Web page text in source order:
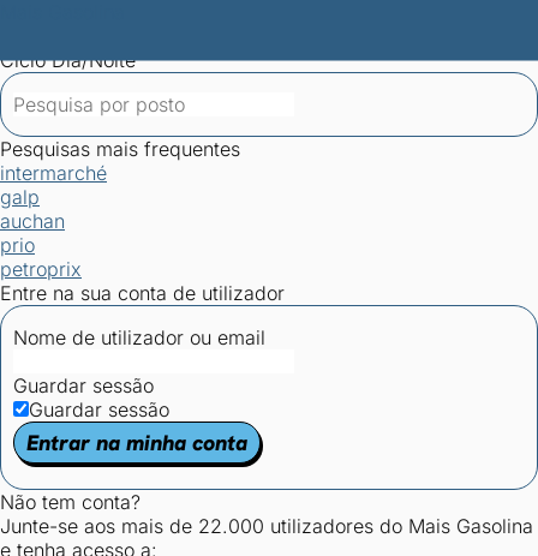
Ciclo Dia/Noite
Pesquisas mais frequentes
intermarché
galp
auchan
prio
petroprix
Entre na sua conta de utilizador
Nome de utilizador ou email
Guardar sessão
Guardar sessão
Entrar na minha conta
Não tem conta?
Junte-se aos mais de 22.000 utilizadores do Mais Gasolina
e tenha acesso a: